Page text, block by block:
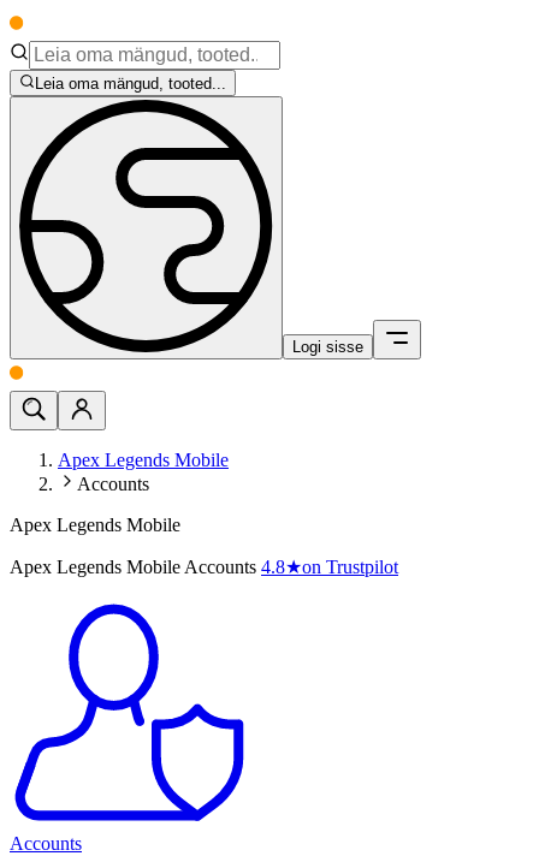
Leia oma mängud, tooted...
Logi sisse
Apex Legends Mobile
Accounts
Apex Legends Mobile
Apex Legends Mobile Accounts 4.8★on Trustpilot
Accounts